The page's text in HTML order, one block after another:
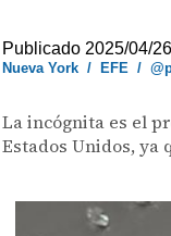
Publicado 2025/04/
Nueva York / EFE /
La incógnita es el
Estados Unidos, ya